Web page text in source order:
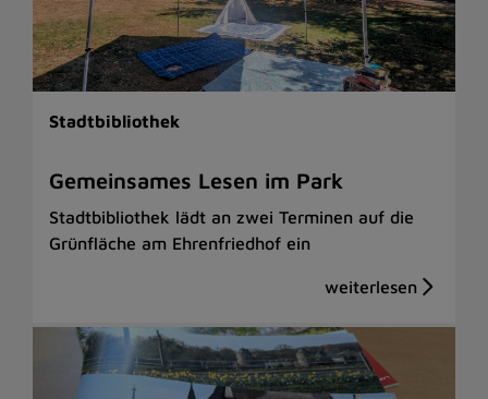
Stadtbibliothek
Gemeinsames Lesen im Park
Stadtbibliothek lädt an zwei Terminen auf die
Grünfläche am Ehrenfriedhof ein